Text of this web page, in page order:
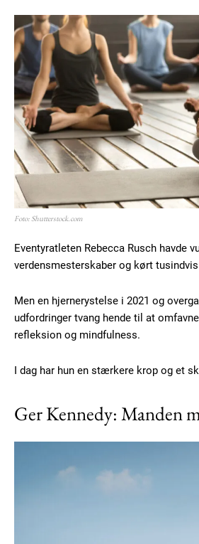
Foto: Shutterstock.com
Eventyratleten Rebecca Rusch havde
verdensmesterskaber og kørt
Men en hjernerystelse i 2021 og
udfordringer tvang hende til at
refleksion og mindfulness.
I dag har hun en stærkere krop og et
Ger Kennedy: Manden